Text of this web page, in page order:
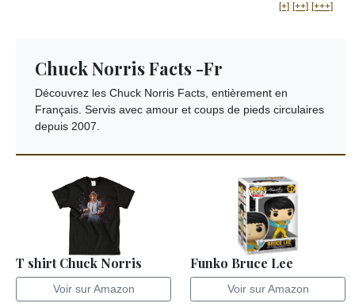
[+] [++] [+++]
Chuck Norris Facts -Fr
Découvrez les Chuck Norris Facts, entièrement en
Français. Servis avec amour et coups de pieds circulaires
depuis 2007.
T shirt Chuck Norris
Voir sur Amazon
Funko Bruce Lee
Voir sur Amazon